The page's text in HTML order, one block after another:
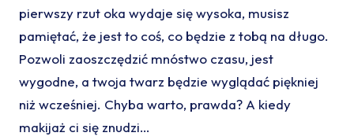
pierwszy rzut oka wydaje się wysoka, musisz
pamiętać, że jest to coś, co będzie z tobą na długo.
Pozwoli zaoszczędzić mnóstwo czasu, jest
wygodne, a twoja twarz będzie wyglądać piękniej
niż wcześniej. Chyba warto, prawda? A kiedy
makijaż ci się znudzi…